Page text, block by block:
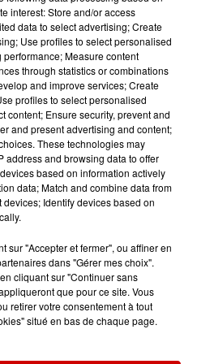
Voir plus
figure
de
féminin
un school bus au
et accueillir les bleus à
U.S.A - Bruce
: la chanson que
interest: Store and/or access
data to select advertising; Create
Use profiles to select personalised
Measure content
through statistics or combinations
and improve services; Create
profiles to select personalised
content; Ensure security, prevent and
and present advertising and content;
These technologies may
address and browsing data to offer
based on information actively
data; Match and combine data from
Identify devices based on
sur "Accepter et fermer", ou affiner en
dans "Gérer mes choix".
cliquant sur "Continuer sans
que pour ce site. Vous
retirer votre consentement à tout
situé en bas de chaque page.